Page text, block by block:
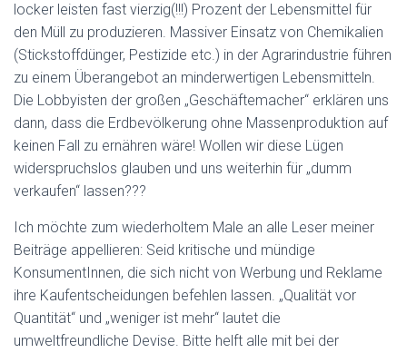
locker leisten fast vierzig(!!!) Prozent der Lebensmittel für
den Müll zu produzieren. Massiver Einsatz von Chemikalien
(Stickstoffdünger, Pestizide etc.) in der Agrarindustrie führen
zu einem Überangebot an minderwertigen Lebensmitteln.
Die Lobbyisten der großen „Geschäftemacher“ erklären uns
dann, dass die Erdbevölkerung ohne Massenproduktion auf
keinen Fall zu ernähren wäre! Wollen wir diese Lügen
widerspruchslos glauben und uns weiterhin für „dumm
verkaufen“ lassen???
Ich möchte zum wiederholtem Male an alle Leser meiner
Beiträge appellieren: Seid kritische und mündige
KonsumentInnen, die sich nicht von Werbung und Reklame
ihre Kaufentscheidungen befehlen lassen. „Qualität vor
Quantität“ und „weniger ist mehr“ lautet die
umweltfreundliche Devise. Bitte helft alle mit bei der